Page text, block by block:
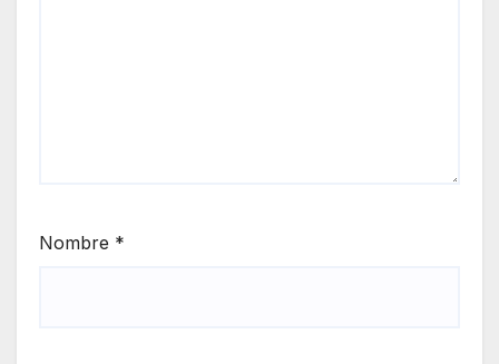
Nombre *